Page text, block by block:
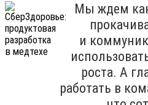
Мы ждем
и
роста. А
работать в